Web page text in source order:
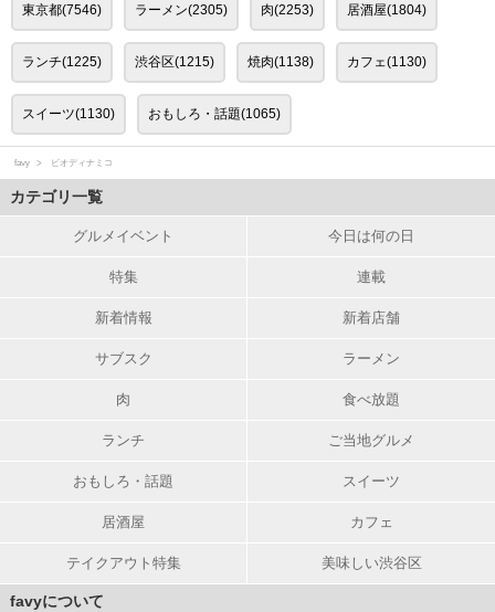
東京都(7546) ラーメン(2305) 肉(2253) 居酒屋(1804)
ランチ(1225) 渋谷区(1215) 焼肉(1138) カフェ(1130)
スイーツ(1130) おもしろ・話題(1065)
favy ビオディナミコ
カテゴリ一覧
グルメイベント 今日は何の日
特集 連載
新着情報 新着店舗
サブスク ラーメン
肉 食べ放題
ランチ ご当地グルメ
おもしろ・話題 スイーツ
居酒屋 カフェ
テイクアウト特集 美味しい渋谷区
favyについて